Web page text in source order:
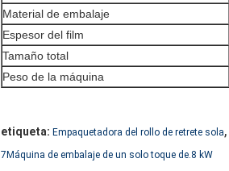
Material de embalaje
Espesor del film
Tamaño total
Peso de la máquina
etiqueta: Empaquetadora del rollo de retrete sola,
7Máquina de embalaje de un solo toque de.8 kW